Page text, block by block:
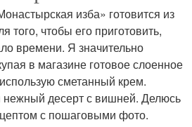
изба» готовится из
того, чтобы его приготовить,
времени. Я значительно
в магазине готовое слоенное
сметанный крем.
нежный десерт с вишней. Делюсь
с пошаговыми фото.